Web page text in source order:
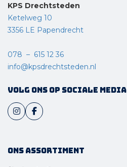
KPS Drechtsteden
Ketelweg 10
3356 LE Papendrecht
078 – 615 12 36
info@kpsdrechtsteden.nl
Volg ons op sociale media
Ons assortiment